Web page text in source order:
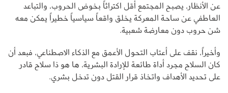
عن الأنظار، يصبح المجتمع أقل اكتراثاً بخوض الحروب، والتباعد
العاطفي عن ساحة المعركة يخلق واقعاً سياسياً خطيراً يمكن معه
شن حروب دون معارضة شعبية.
وأخيراً، نقف على أعتاب التحول الأعمق مع الذكاء الاصطناعي، فبعد أن
كان السلاح مجرد أداة طائعة للإرادة البشرية، ها هو ذا سلاح قادر
على تحديد الأهداف واتخاذ قرار القتل دون تدخل بشري.